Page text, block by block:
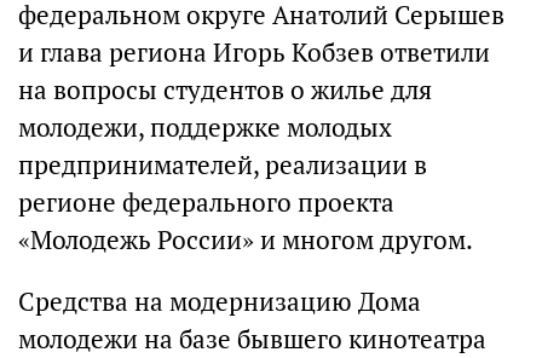
федеральном округе Анатолий Серышев
и глава региона Игорь Кобзев ответили
на вопросы студентов о жилье для
молодежи, поддержке молодых
предпринимателей, реализации в
регионе федерального проекта
«Молодежь России» и многом другом.
Средства на модернизацию Дома
молодежи на базе бывшего кинотеатра